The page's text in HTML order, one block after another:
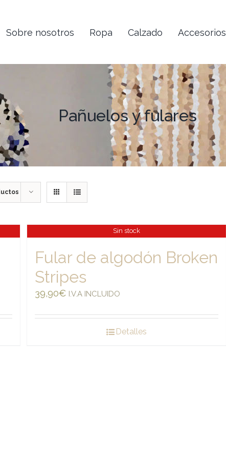
Sobre nosotros Ropa Calzado Accesorios
Pañuelos y fulares
Sin stock
Fular de algodón Broken
Stripes
39,90€ I.V.A INCLUIDO
Detalles